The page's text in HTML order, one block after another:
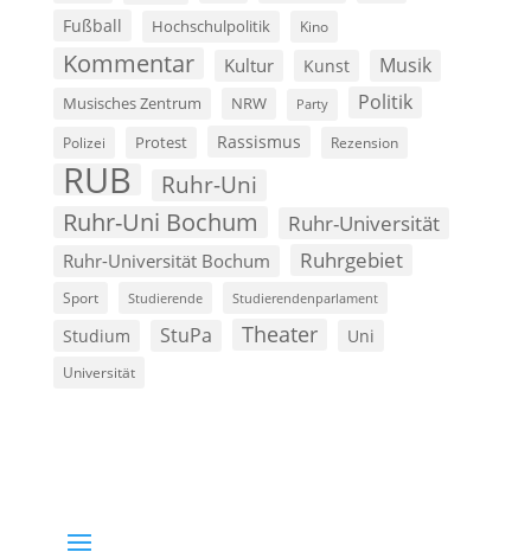
Fußball Hochschulpolitik Kino
Kommentar Kultur Kunst Musik
Musisches Zentrum NRW Party Politik
Polizei Protest Rassismus Rezension
RUB Ruhr-Uni
Ruhr-Uni Bochum Ruhr-Universität
Ruhr-Universität Bochum Ruhrgebiet
Sport Studierende Studierendenparlament
Studium StuPa Theater Uni
Universität